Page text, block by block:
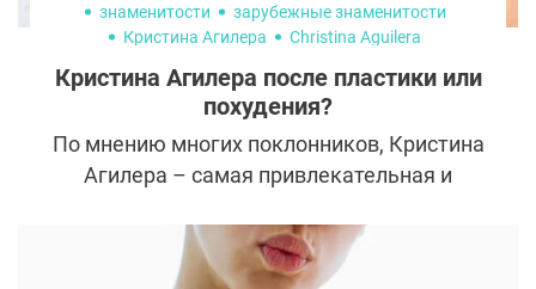
знаменитости
зарубежные знаменитости
Кристина Агилера
Christina Aguilera
Кристина Агилера после пластики или
похудения?
По мнению многих поклонников, Кристина
Агилера – самая привлекательная и
шоу-бизнеса. Девушка достигла огромного
успеха в музыке, постоянно радуя